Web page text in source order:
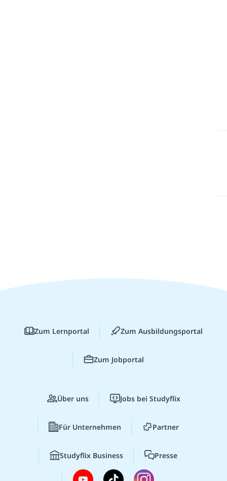
Zum Lernportal Zum Ausbildungsportal
Zum Jobportal
Über uns Jobs bei Studyflix
Für Unternehmen Partner
Studyflix Business Presse